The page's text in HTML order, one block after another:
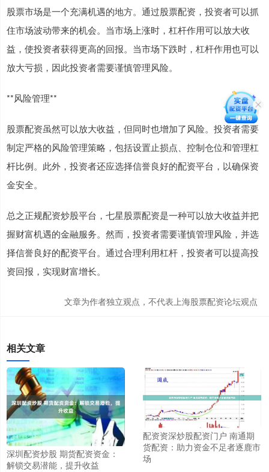
股票市场是一个充满机遇的地方。通过股票配资，投资者可以抓
住市场波动带来的机会。当市场上涨时，杠杆作用可以放大收
益，使投资者获得更高的回报。当市场下跌时，杠杆作用也可以
放大亏损，因此投资者需要谨慎管理风险。
**风险管理**
股票配资虽然可以放大收益，但同时也增加了风险。投资者需要
制定严格的风险管理策略，包括设置止损点、控制仓位和管理杠
杆比例。此外，投资者还应选择信誉良好的配资平台，以确保资
金安全。
总之正规配资炒股平台，七星股票配资是一种可以放大收益并把
握财富机遇的金融服务。然而，投资者需要谨慎管理风险，并选
择信誉良好的配资平台。通过合理利用杠杆，投资者可以提高投
资回报，实现财富增长。
文章为作者独立观点，不代表上海股票配资论坛观点
相关文章
深圳配资炒股 期货配资资金：
解锁交易潜能，提升收益
配资资深炒股配资门户 南通期
货配资：助力资金不足者逐鹿市
场